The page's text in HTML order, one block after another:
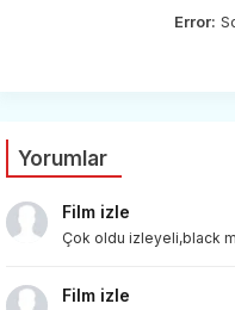
Error:
Yorumlar
Film izle
Çok oldu izleyeli,black
Film izle